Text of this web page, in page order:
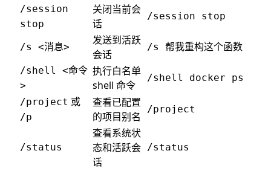
/session
stop
关闭当前会
话
/session stop
/s <消息>
发送到活跃
会话
/s 帮我重构这个函数
/shell <命令
>
执行白名单
shell 命令
/shell docker ps
/project 或
/p
查看已配置
的项目别名
/project
/status
查看系统状
态和活跃会
话
/status